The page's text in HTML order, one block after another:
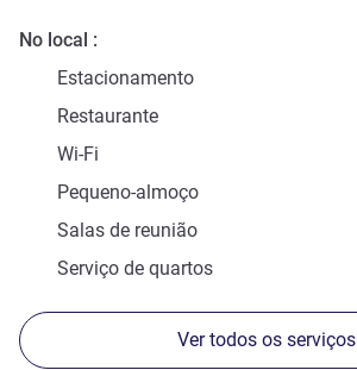
No local
Estacionamento
Restaurante
Wi-Fi
Pequeno-almoço
Salas de reunião
Serviço de quartos
Ver todos os serviços